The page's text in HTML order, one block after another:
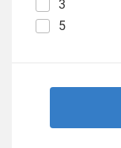
3
5